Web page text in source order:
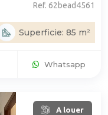
Ref. 62bead4561
Superficie: 85 m²
Whatsapp
A louer